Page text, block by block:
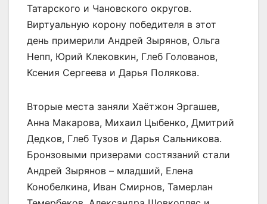
Татарского и Чановского округов.
Виртуальную корону победителя в этот
день примерили Андрей Зырянов, Ольга
Непп, Юрий Клековкин, Глеб Голованов,
Ксения Сергеева и Дарья Полякова.
Вторые места заняли Хаётжон Эргашев,
Анна Макарова, Михаил Цыбенко, Дмитрий
Дедков, Глеб Тузов и Дарья Сальникова.
Бронзовыми призерами состязаний стали
Андрей Зырянов – младший, Елена
Конобелкина, Иван Смирнов, Тамерлан